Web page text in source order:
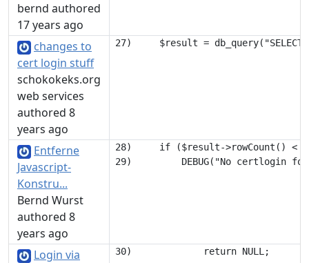
bernd authored
17 years ago
changes to
cert login stuff
schokokeks.org
web services
authored 8
years ago
Entferne
Javascript-
Konstru...
Bernd Wurst
authored 8
years ago
28) 	if ($result->rowCount() < 1) {
Login via